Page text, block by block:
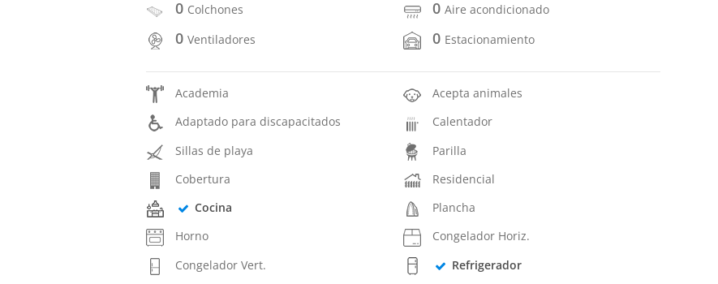
0 Colchones 0Aire acondicionado
0Ventiladores 0 Estacionamiento
Academia
Acepta animales
Adaptado para discapacitados
Calentador
Sillas de playa
Parilla
Cobertura
Residencial
Cocina
Plancha
Horno
Congelador Horiz.
Congelador Vert.
Refrigerador